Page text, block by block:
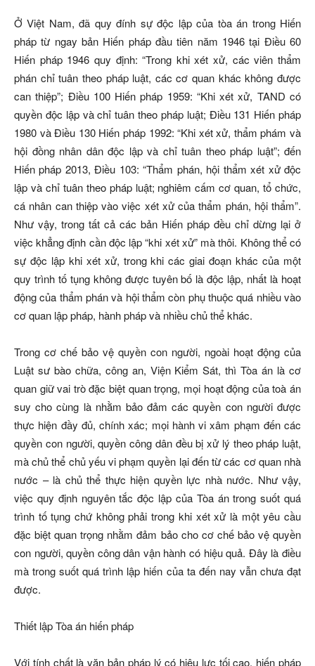
Ở Việt Nam, đã quy đính sự độc lập của tòa án trong Hiến
pháp từ ngay bản Hiến pháp đầu tiên năm 1946 tại Điều 60
Hiến pháp 1946 quy định: “Trong khi xét xử, các viên thẩm
phán chỉ tuân theo pháp luật, các cơ quan khác không được
can thiệp”; Điều 100 Hiến pháp 1959: “Khi xét xử, TAND có
quyền độc lập và chỉ tuân theo pháp luật; Điều 131 Hiến pháp
1980 và Điều 130 Hiến pháp 1992: “Khi xét xử, thẩm phám và
hội đồng nhân dân độc lập và chỉ tuân theo pháp luật”; đến
Hiến pháp 2013, Điều 103: “Thẩm phán, hội thẩm xét xử độc
lập và chỉ tuân theo pháp luật; nghiêm cấm cơ quan, tổ chức,
cá nhân can thiệp vào việc xét xử của thẩm phán, hội thẩm”.
Như vậy, trong tất cả các bản Hiến pháp đều chỉ dừng lại ở
việc khẳng định cần độc lập “khi xét xử” mà thôi. Không thể có
sự độc lập khi xét xử, trong khi các giai đoạn khác của một
quy trình tố tụng không được tuyên bố là độc lập, nhất là hoạt
động của thẩm phán và hội thẩm còn phụ thuộc quá nhiều vào
cơ quan lập pháp, hành pháp và nhiều chủ thể khác.
Trong cơ chế bảo vệ quyền con người, ngoài hoạt động của
Luật sư bào chữa, công an, Viện Kiểm Sát, thì Tòa án là cơ
quan giữ vai trò đặc biệt quan trọng, mọi hoạt động của toà án
suy cho cùng là nhằm bảo đảm các quyền con người được
thực hiện đầy đủ, chính xác; mọi hành vi xâm phạm đến các
quyền con người, quyền công dân đều bị xử lý theo pháp luật,
mà chủ thể chủ yếu vi phạm quyền lại đến từ các cơ quan nhà
nước – là chủ thể thực hiện quyền lực nhà nước. Như vậy,
việc quy định nguyên tắc độc lập của Tòa án trong suốt quá
trình tố tụng chứ không phải trong khi xét xử là một yêu cầu
đặc biệt quan trọng nhằm đảm bảo cho cơ chế bảo vệ quyền
con người, quyền công dân vận hành có hiệu quả. Đây là điều
mà trong suốt quá trình lập hiến của ta đến nay vẫn chưa đạt
được.
Thiết lập Tòa án hiến pháp
Với tính chất là văn bản pháp lý có hiệu lực tối cao, hiến pháp